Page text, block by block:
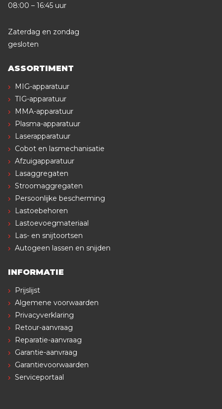
08:00 – 16:45 uur
Zaterdag en zondag
gesloten
ASSORTIMENT
MIG-apparatuur
TIG-apparatuur
MMA-apparatuur
Plasma-apparatuur
Laserapparatuur
Cobot en lasmechanisatie
Afzuigapparatuur
Lasaggregaten
Stroomaggregaten
Persoonlijke bescherming
Lastoebehoren
Lastoevoegmateriaal
Las- en snijtoortsen
Autogeen lassen en snijden
INFORMATIE
Prijslijst
Algemene voorwaarden
Privacyverklaring
Retour-aanvraag
Reparatie-aanvraag
Garantie-aanvraag
Garantievoorwaarden
Serviceportaal